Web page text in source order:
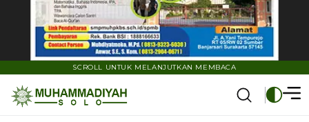
SCROLL UNTUK MELANJUTKAN MEMBACA